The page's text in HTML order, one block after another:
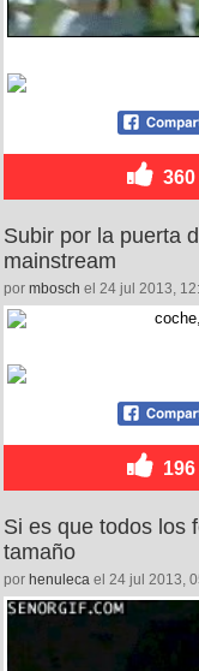
360
Subir por la puerta
mainstream
por mbosch el 24 jul 2013,
196
Si es que todos los
tamaño
por henuleca el 24 jul 2013,